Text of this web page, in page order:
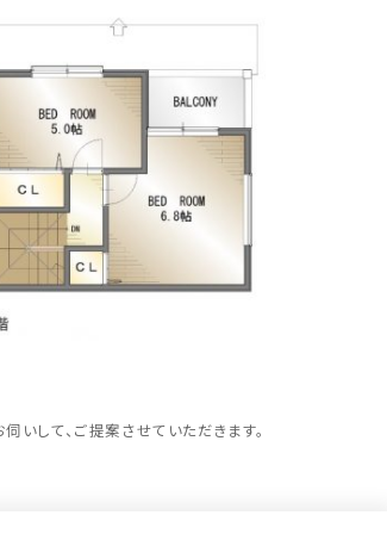
して、ご提案させていただきます。